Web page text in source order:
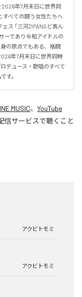
2026年7月末日に世界同
すべての闘う女性たちへ
ス 「三河ZIPANGど真ん
ーであり令和アイドルの
の原点でもある、格闘
年7月末日に世界同時
デュース・歌唱のすべて
す。
MUSIC、 YouTube
信サービスで聴くこと
アクビトモミ
アクビトモミ